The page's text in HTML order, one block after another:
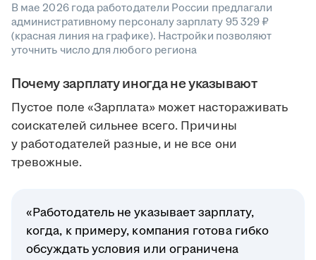
В мае 2026 года работодатели России предлагали
административному персоналу зарплату 95 329 ₽
(красная линия на графике). Настройки позволяют
уточнить число для любого региона
Почему зарплату иногда не указывают
Пустое поле «Зарплата» может настораживать
соискателей сильнее всего. Причины
у работодателей разные, и не все они
тревожные.
«Работодатель не указывает зарплату,
когда, к примеру, компания готова гибко
обсуждать условия или ограничена